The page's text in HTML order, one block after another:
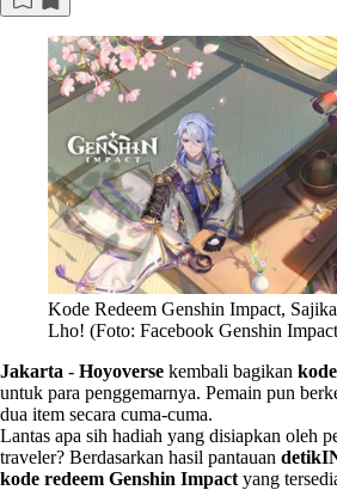
Kode Redeem Genshin Impact,
Lho! (Foto: Facebook Genshin
Jakarta - Hoyoverse kembali bagikan
untuk para penggemarnya. Pemain pun
dua item secara cuma-cuma.
Lantas apa sih hadiah yang disiapkan oleh
traveler? Berdasarkan hasil pantauan
kode redeem Genshin Impact yang